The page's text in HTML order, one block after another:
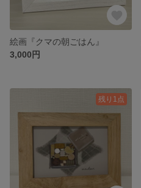
絵画『クマの朝ごはん』
3,000円
残り1点